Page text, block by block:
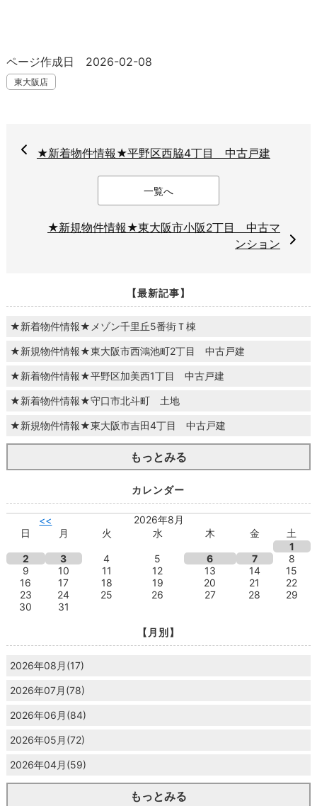
ページ作成日 2026-02-08
東大阪店
★新着物件情報★平野区西脇4丁目 中古戸建
一覧へ
★新規物件情報★東大阪市小阪2丁目 中古マ
ンション
【最新記事】
★新着物件情報★メゾン千里丘5番街Ｔ棟
★新規物件情報★東大阪市西鴻池町2丁目 中古戸建
★新着物件情報★平野区加美西1丁目 中古戸建
★新着物件情報★守口市北斗町 土地
★新規物件情報★東大阪市吉田4丁目 中古戸建
もっとみる
カレンダー
<<
2026年8月
日
月 火 水 木 金
土
1
2
3 4 5 6 7
8
9
10 11 12 13 14
15
16
17 18 19 20 21
22
23
24 25 26 27 28
29
30
31
【月別】
2026年08月(17)
2026年07月(78)
2026年06月(84)
2026年05月(72)
2026年04月(59)
もっとみる